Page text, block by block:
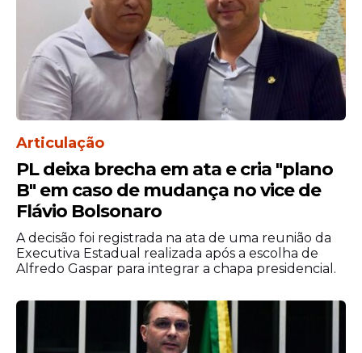
encontrado eco na maioria da população.
Enquanto 61,3% aprovam, 38,7%
desaprovam a condução do estado.
A rejeição é o indicador que mede o limite
de crescimento de uma candidatura.
Quando isolamos apenas os eleitores que
Articulação
PL deixa brecha em ata e cria "plano
B" em caso de mudança no vice de
Flávio Bolsonaro
A decisão foi registrada na ata de uma reunião da
Executiva Estadual realizada após a escolha de
Alfredo Gaspar para integrar a chapa presidencial.